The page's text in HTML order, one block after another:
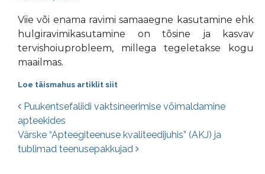
Viie või enama ravimi samaaegne kasutamine ehk
hulgiravimikasutamine on tõsine ja kasvav
tervishoiuprobleem, millega tegeletakse kogu
maailmas.
Loe täismahus artiklit siit
Postituste navigatsioon
Puukentsefaliidi vaktsineerimise võimaldamine
apteekides
Värske “Apteegiteenuse kvaliteedijuhis” (AKJ) ja
tublimad teenusepakkujad